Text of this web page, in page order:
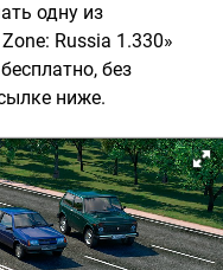
одну из
Russia 1.330»
без
ниже.